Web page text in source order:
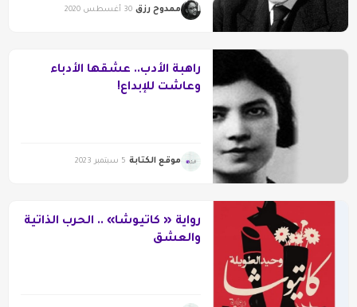
ممدوح رزق 30 أغسطس 2020
راهبة الأدب.. عشقها الأدباء
وعاشت للإبداع!
موقع الكتابة 5 سبتمبر 2023
رواية « كاتيوشا» .. الحرب الذاتية
والعشق